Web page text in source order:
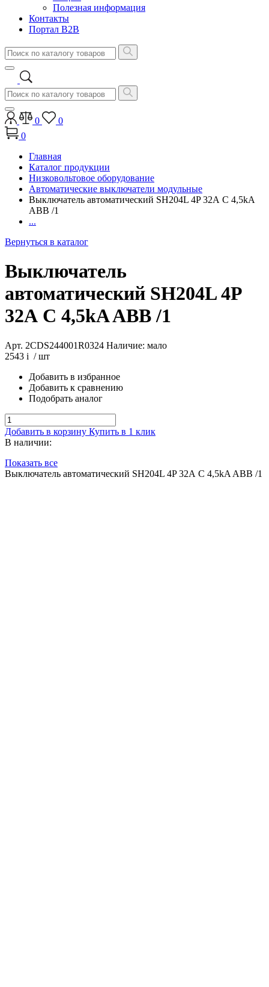
Полезная информация
Контакты
Портал B2B
0
0
0
Главная
Каталог продукции
Низковольтовое оборудование
Автоматические выключатели модульные
Выключатель автоматический SH204L 4P 32А C 4,5kA
ABB /1
...
Вернуться в каталог
Выключатель
автоматический SH204L 4P
32А C 4,5kA ABB /1
Арт. 2CDS244001R0324 Наличие: мало
2543 i / шт
Добавить в избранное
Добавить к сравнению
Подобрать аналог
Добавить в корзину Купить в 1 клик
В наличии:
Показать все
Выключатель автоматический SH204L 4P 32А C 4,5kA ABB /1